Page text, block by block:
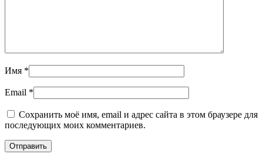
Имя *
Email *
Сохранить моё имя, email и адрес сайта в этом браузере для
последующих моих комментариев.